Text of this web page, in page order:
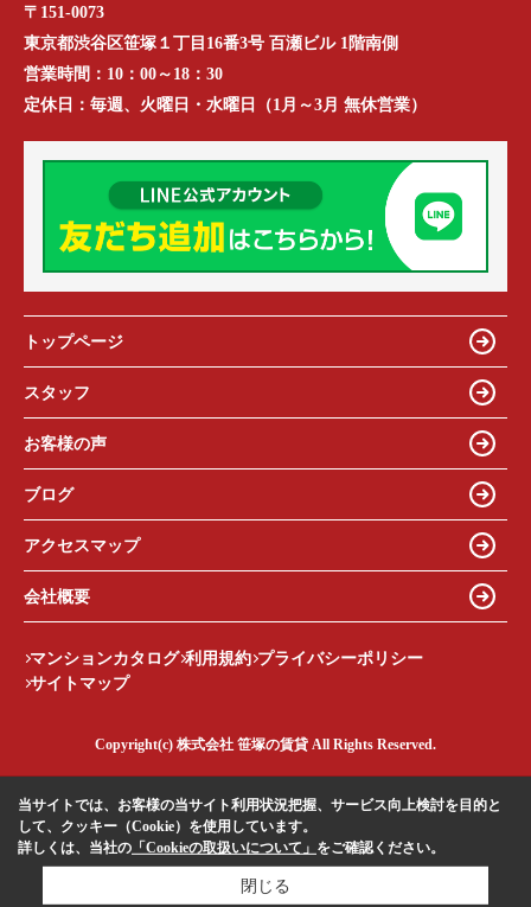
〒151-0073
東京都渋谷区笹塚１丁目16番3号 百瀬ビル 1階南側
営業時間： 10：00～18：30
定休日： 毎週、火曜日・水曜日（1月～3月 無休営業）
トップページ
スタッフ
お客様の声
ブログ
アクセスマップ
会社概要
マンションカタログ 利用規約 プライバシーポリシー
サイトマップ
Copyright(c) 株式会社 笹塚の賃貸 All Rights Reserved.
当サイトでは、お客様の当サイト利用状況把握、サービス向上検討を目的と
して、クッキー（Cookie）を使用しています。
詳しくは、当社の 「Cookieの取扱いについて」 をご確認ください。
閉じる